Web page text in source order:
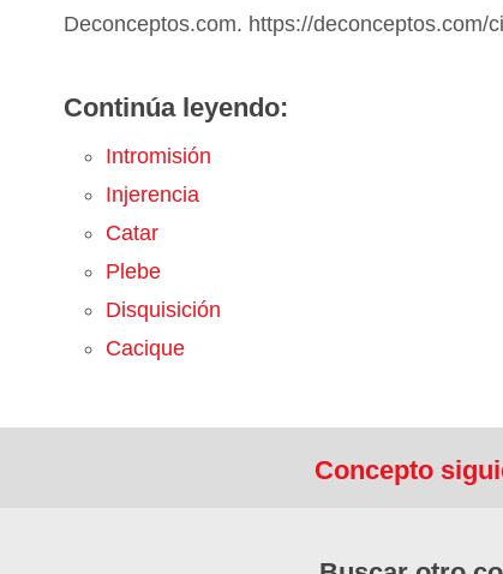
Deconceptos.com. https://deconceptos.com/
Continúa leyendo:
Intromisión
Injerencia
Catar
Plebe
Disquisición
Cacique
Concepto